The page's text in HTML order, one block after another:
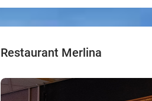
Restaurant Merlina